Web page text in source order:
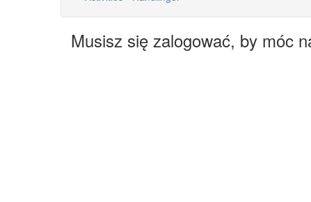
Musisz się zalogować, by móc